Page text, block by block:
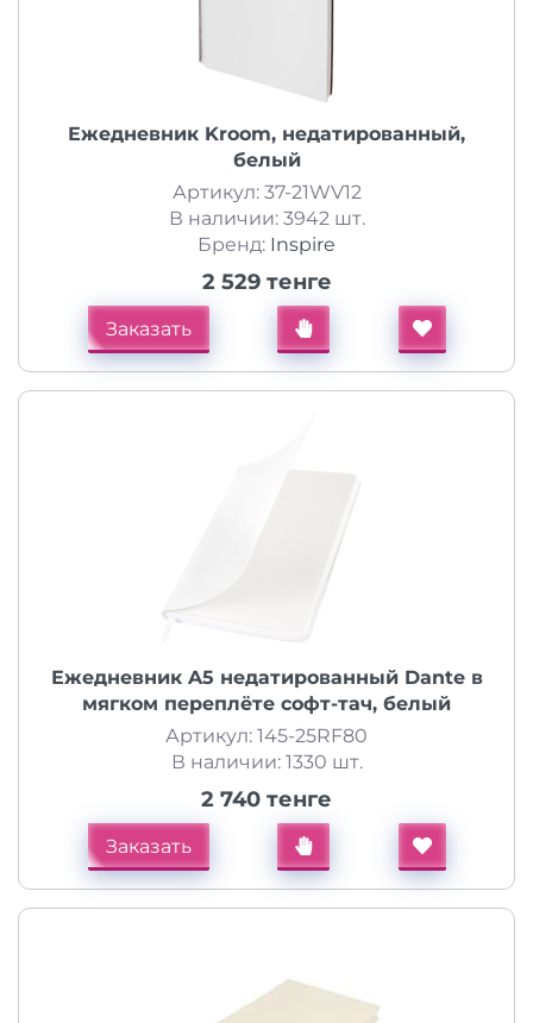
Ежедневник Kroom, недатированный,
белый
Артикул: 37-21WV12
В наличии: 3942 шт.
Бренд: Inspire
2 529 тенге
Заказать
Ежедневник A5 недатированный Dante в
мягком переплёте софт-тач, белый
Артикул: 145-25RF80
В наличии: 1330 шт.
2 740 тенге
Заказать